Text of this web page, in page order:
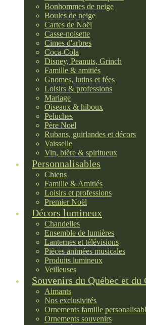
Bonhommes de neige
Boules de neige
Cartes de Noël
Casse-noisette
Cimes d'arbres
Coca-Cola
Disney, Peanuts, Grinch
Famille & amitiés
Gnomes, lutins et fées
Loisirs & professions
Mariage
Oiseaux & hiboux
Peluches
Père Noël
Rubans, guirlandes et décors
Vaisselle
Vin, bière & spiritueux
Personnalisables
Chiens
Famille & Amitiés
Loisirs et professions
Premier Noël
Décors lumineux
Chandelles
Ensemble de lumières
Lanternes et télévisions
Pièces animées musicales
Produits lumineux
Veilleuses
Souvenirs du Québec et du
Aimants
Nos exclusivités
Ornements famille
Ornements souvenirs